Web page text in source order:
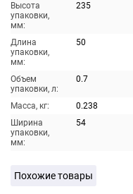
Высота
упаковки,
мм:
235
Длина
упаковки,
мм:
50
Объем
упаковки, л:
0.7
Масса, кг:
0.238
Ширина
упаковки,
мм:
54
Похожие товары